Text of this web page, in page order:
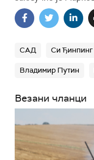
САД Си Ђинпинг
Владимир Путин
Везани чланци